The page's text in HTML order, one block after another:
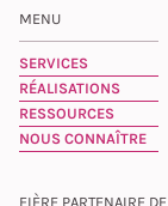
MENU
SERVICES
RÉALISATIONS
RESSOURCES
NOUS CONNAÎTRE
FIÈRE PARTENAIRE DE